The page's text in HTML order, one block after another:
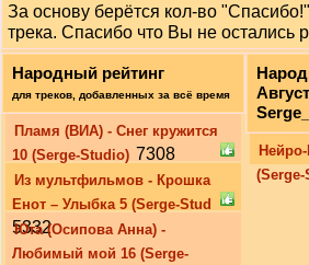
За основу берётся кол-во
трека. Спасибо что Вы не остались
Народный рейтинг
для треков, добавленных за всё время
Пламя (ВИА) - Снег кружится
10 (Serge-Studio) 7308
Из мультфильмов - Крошка
Енот – Улыбка 5 (Serge-Stud
5332
Юта (Осипова Анна) -
Любимый мой 16 (Serge-